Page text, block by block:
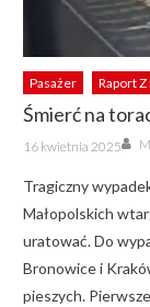
Pasażer Raport Z
Śmierć na
Posted
on
16 kwietnia 2025
Tragiczny
Małopolskich
uratować. Do
Bronowice i
pieszych.